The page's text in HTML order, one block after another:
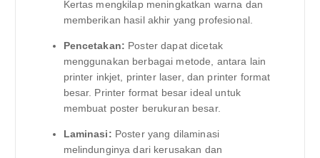
Kertas mengkilap meningkatkan warna dan
memberikan hasil akhir yang profesional.
Pencetakan: Poster dapat dicetak
menggunakan berbagai metode, antara lain
printer inkjet, printer laser, dan printer format
besar. Printer format besar ideal untuk
membuat poster berukuran besar.
Laminasi: Poster yang dilaminasi
melindunginya dari kerusakan dan